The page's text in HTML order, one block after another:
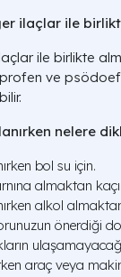
ilaçlar ile
ile birlikte
ve
nelere
bol su için.
almaktan
alkol almaktan
önerdiği
araç veya